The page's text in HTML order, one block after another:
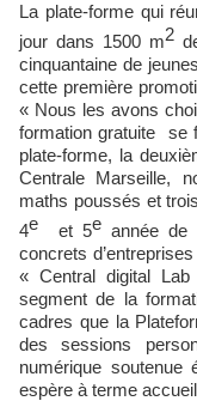
La plate-forme qui
jour dans 1500 m2
cinquantaine de
cette première
« Nous les avons
formation gratuite se
plate-forme, la
Centrale Marseille,
maths poussés et
4e et 5e année de
concrets
« Central digital
segment de la
cadres que la
des sessions
numérique soutenue
espère à terme